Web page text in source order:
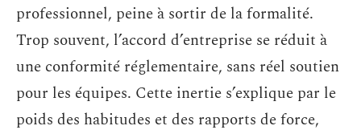
professionnel, peine à sortir de la formalité.
Trop souvent, l’accord d’entreprise se réduit à
une conformité réglementaire, sans réel soutien
pour les équipes. Cette inertie s’explique par le
poids des habitudes et des rapports de force,